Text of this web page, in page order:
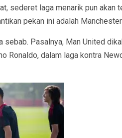
sederet laga menarik pun akan
pekan ini adalah
sebab. Pasalnya, Man United
Ronaldo, dalam laga kontra